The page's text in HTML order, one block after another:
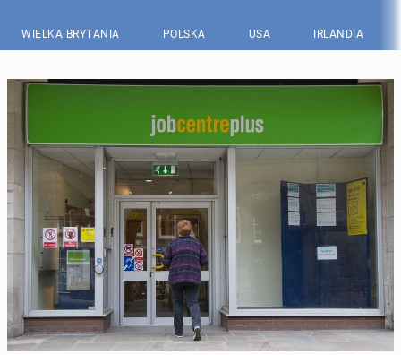
WIELKA BRYTANIA POLSKA USA IRLANDIA